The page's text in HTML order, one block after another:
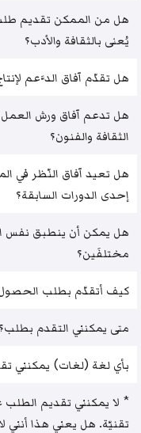
هل من الممكن تقديم
يُعنى بالثقافة والأدب؟
هل تقدّم آفاق الدَّعم
هل تدعم آفاق ورش
الثقافة والفنون؟
هل تعيد آفاق النّظر في
إحدى الدورات السابقة؟
هل يمكن أن ينطبق نفس
مختلفَين؟
كيف أتقدّم بطلب
متى يمكنني التقدم بطلب؟
بأي لغة (لغات) يمكنني
* لا يمكنني تقديم
تقنيّة. هل يعني هذا أنني